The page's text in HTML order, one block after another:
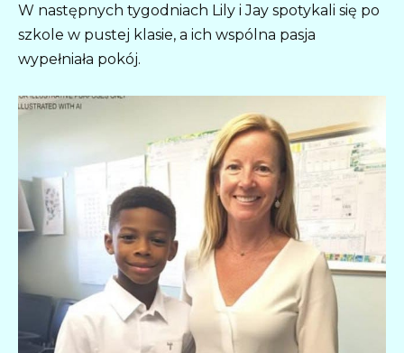
W następnych tygodniach Lily i Jay spotykali się po
szkole w pustej klasie, a ich wspólna pasja
wypełniała pokój.